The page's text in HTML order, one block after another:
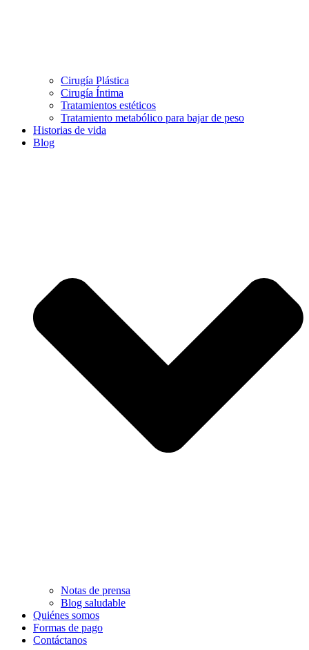
Cirugía Plástica
Cirugía Íntima
Tratamientos estéticos
Tratamiento metabólico para bajar de peso
Historias de vida
Blog
Notas de prensa
Blog saludable
Quiénes somos
Formas de pago
Contáctanos